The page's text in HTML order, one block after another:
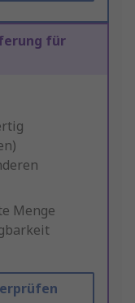
für
Menge